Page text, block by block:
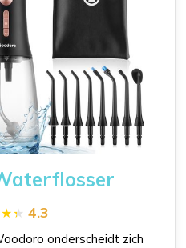
4.3
onderscheidt zich